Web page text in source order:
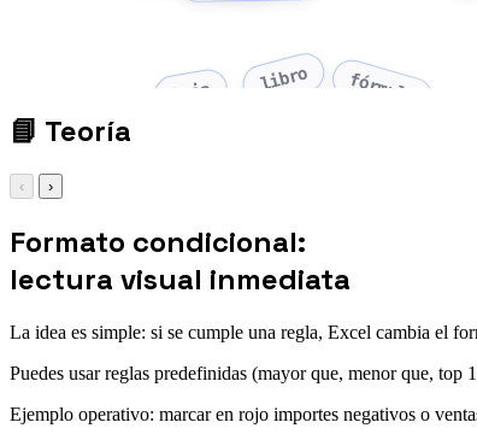
hoja libro fórmula
📘 Teoría
‹ ›
Formato condicional:
lectura visual inmediata
La idea es simple: si se cumple una regla, Excel cambia el
Puedes usar reglas predefinidas (mayor que, menor que, top
Ejemplo operativo: marcar en rojo importes negativos o